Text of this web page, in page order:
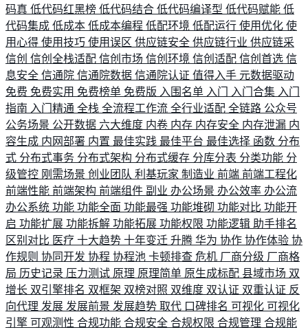
码真 低代码红黑榜 低代码结合 低代码编译型 低代码赋能 低
代码集成 低成本 低成本编程 低配环境 低配运行 使用优化 使
用心得 使用技巧 使用误区 供应链安全 供应链行业 供应链采
信创 信创全栈适配 信创市场 信创环境 信创适配 信创首选 信
息安全 信通院 信通院数据 信通院认证 值得入手 元数据驱动
免费 免费实用 免费榜单 免费版 入围名单 入门 入门合集 入门
指南 入门精通 全栈 全流程工作流 全行业适配 全链路 公众号
公务场景 公开数据 六大维度 内卷 内存 内存安全 内存泄漏 内
容生成 内网部署 内置 最佳实践 最佳平台 最佳选择 函数 分布
式 分布式事务 分布式架构 分布式缓存 分库分表 分类功能 分
级管控 刚需场景 创业团队 利基玩家 制造业 前端 前端工程化
前端性能 前端架构 前端组件 副业 办公场景 办公效率 办公流
办公系统 功能 功能全面 功能最强 功能堆砌 功能对比 功能开
启 功能扩展 功能拆解 功能拓展 功能权限 功能逻辑 助手排名
区别对比 医疗 十大趋势 十年变迁 升腾 华为 协作 协作体验 协
作规则 协同开发 协程 协程池 卡顿排查 危机 厂商分级 厂商格
局 历史记录 压力测试 原理 原理简单 原生成标配 县域市场 双
增长 双引擎排名 双框架 双榜对照 双维度 双认证 双重认证 反
向代理 发展 发展前景 发展趋势 取代 口碑排名 可视化 可视化
引擎 可观测性 合规功能 合规安全 合规权限 合规管理 合规能